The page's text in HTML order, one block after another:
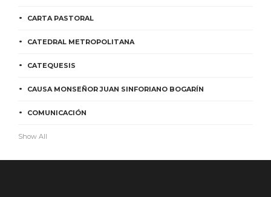
CARTA PASTORAL
CATEDRAL METROPOLITANA
CATEQUESIS
CAUSA MONSEÑOR JUAN SINFORIANO BOGARÍN
COMUNICACIÓN
Show All